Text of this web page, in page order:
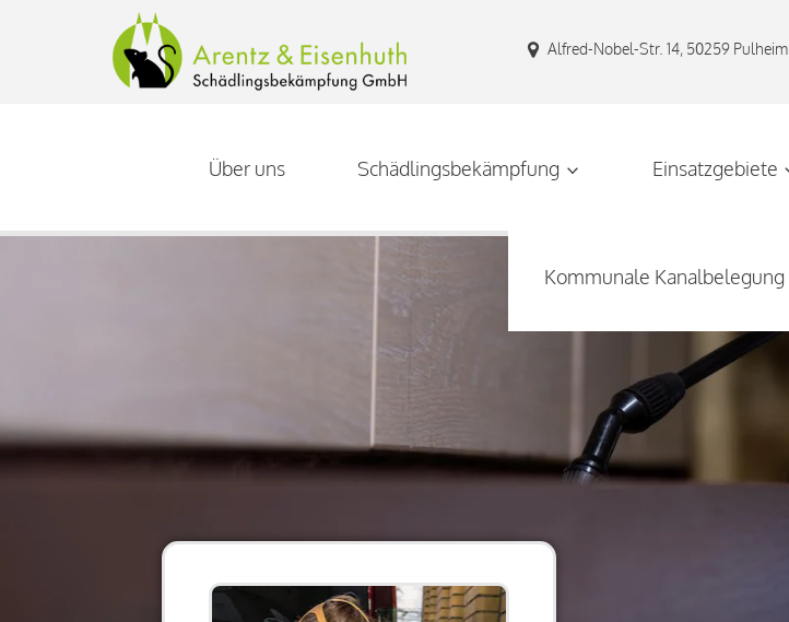
Alfred-Nobel-Str. 14, 50259 Pulheim
Über uns Schädlingsbekämpfung Einsatzgebiete
Kommunale Kanalbelegung